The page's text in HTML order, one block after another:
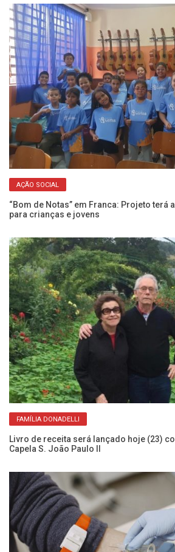
AÇÃO SOCIAL
“Bom de Notas” em Franca: Projeto terá
para crianças e jovens
FAMÍLIA DONADELLI
Livro de receita será lançado hoje (23)
Capela S. João Paulo II